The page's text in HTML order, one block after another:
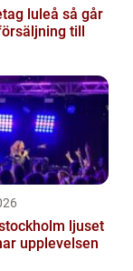
så går
till
ljuset
upplevelsen